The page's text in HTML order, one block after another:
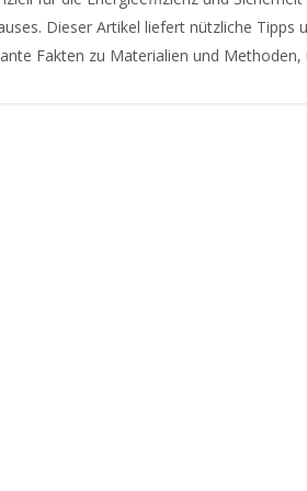
Dieser Artikel liefert nützliche Tipps
Fakten zu Materialien und Methoden,